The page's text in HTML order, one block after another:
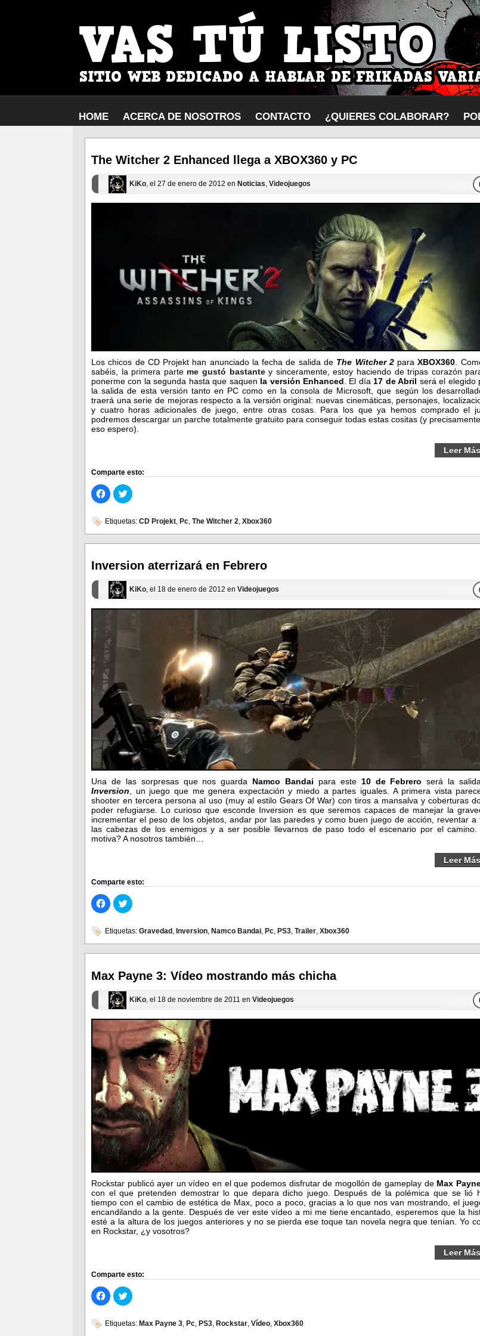
HOME ACERCA DE NOSOTROS CONTACTO ¿QUIERES COLABORAR?
The Witcher 2 Enhanced llega a XBOX360 y PC
KiKo, el 27 de enero de 2012 en Noticias, Videojuegos
Los chicos de CD Projekt han anunciado la fecha de salida de The Witcher 2paraXBOX360 .
sabéis, la primera parte me gustó bastantey sinceramente, estoy haciendo de tripas corazón
ponerme con la segunda hasta que saquen la versión Enhanced . El día 17 de Abril será el elegido
la salida de esta versión tanto en PC como en la consola de Microsoft, que según los
traerá una serie de mejoras respecto a la versión original: nuevas cinemáticas, personajes,
y cuatro horas adicionales de juego, entre otras cosas. Para los que ya hemos comprado el
podremos descargar un parche totalmente gratuito para conseguir todas estas cositas (y
eso espero).
Leer Más
Comparte esto:
Haz
clic
para
en
Facebook
(Se
abre
ventana
nueva)
Haz
clic
en
(Se
abre
ventana
nueva)
Etiquetas: CD Projekt, Pc, The Witcher 2, Xbox360
Inversion aterrizará en Febrero
KiKo, el 18 de enero de 2012 en Videojuegos
Una de las sorpresas que nos guarda Namco Bandai para este 10 de Febrero será la
Inversion , un juego que me genera expectación y miedo a partes iguales. A primera vista
shooter en tercera persona al uso (muy al estilo Gears Of War) con tiros a mansalva y coberturas
poder refugiarse. Lo curioso que esconde Inversion es que seremos capaces de manejar la
incrementar el peso de los objetos, andar por las paredes y como buen juego de acción, reventar a
las cabezas de los enemigos y a ser posible llevarnos de paso todo el escenario por el camino.
motiva? A nosotros también…
Leer Más
Comparte esto:
Haz
clic
para
en
Facebook
(Se
abre
ventana
nueva)
Haz
clic
en
(Se
abre
ventana
nueva)
Etiquetas: Gravedad , Inversion, Namco Bandai, Pc, PS3, Trailer, Xbox360
Max Payne 3: Vídeo mostrando más chicha
KiKo , el 18 de noviembre de 2011 en Videojuegos
Rockstar publicó ayer un vídeo en el que podemos disfrutar de mogollón de gameplay de Max
con el que pretenden demostrar lo que depara dicho juego. Después de la polémica que se lió
tiempo con el cambio de estética de Max, poco a poco, gracias a lo que nos van mostrando, el
encandilando a la gente. Después de ver este vídeo a mi me tiene encantado, esperemos que la
esté a la altura de los juegos anteriores y no se pierda ese toque tan novela negra que tenían. Yo
en Rockstar, ¿y vosotros?
Leer Más
Comparte esto:
Haz
clic
para
en
Facebook
Haz
clic
en
Etiquetas: Max Payne 3, Pc, PS3, Rockstar, Vídeo, Xbox360